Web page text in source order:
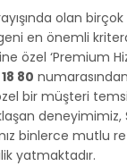
olan birçok
en önemli
özel ‘Premium
80 numarasından
bir müşteri
deneyimimiz,
binlerce mutlu
yatmaktadır.